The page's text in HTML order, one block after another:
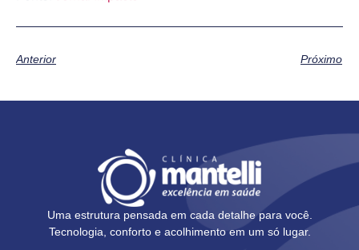
Anterior Próximo
Uma estrutura pensada em cada detalhe para você.
Tecnologia, conforto e acolhimento em um só lugar.